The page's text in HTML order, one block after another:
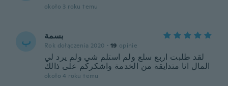
około 3 roku temu
ب بسمة
Rok dołączenia 2020 · 19 opinie
لقد طلبت اربع سلع ولم استلم شي ولم يرد لي
المال انا متدايقة من الخدمة واشكركم على ذالك
około 4 roku temu